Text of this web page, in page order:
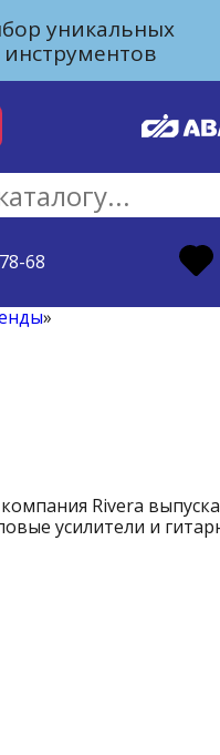
уникальных
68
»
Rivera
усилители и